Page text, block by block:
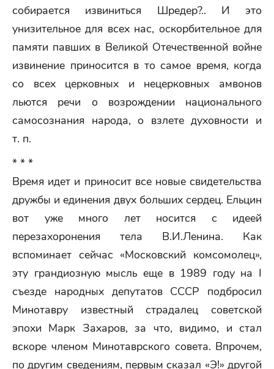
собирается извиниться Шредер?.. И это
унизительное для всех нас, оскорбительное для
памяти павших в Великой Отечественной войне
извинение приносится в то самое время, когда
со всех церковных и нецерковных амвонов
льются речи о возрождении национального
самосознания народа, о взлете духовности и
т. п.
* * *
Время идет и приносит все новые свидетельства
дружбы и единения двух больших сердец. Ельцин
вот уже много лет носится с идеей
перезахоронения тела В.И.Ленина. Как
вспоминает сейчас «Московский комсомолец»,
эту грандиозную мысль еще в 1989 году на I
съезде народных депутатов СССР подбросил
Минотавру известный страдалец советской
эпохи Марк Захаров, за что, видимо, и стал
вскоре членом Минотаврского совета. Впрочем,
по другим сведениям, первым сказал «Э!» другой